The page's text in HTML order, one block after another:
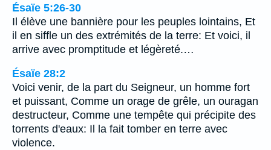
Ésaïe 5:26-30
Il élève une bannière pour les peuples lointains, Et
il en siffle un des extrémités de la terre: Et voici, il
arrive avec promptitude et légèreté.…
Ésaïe 28:2
Voici venir, de la part du Seigneur, un homme fort
et puissant, Comme un orage de grêle, un ouragan
destructeur, Comme une tempête qui précipite des
torrents d'eaux: Il la fait tomber en terre avec
violence.